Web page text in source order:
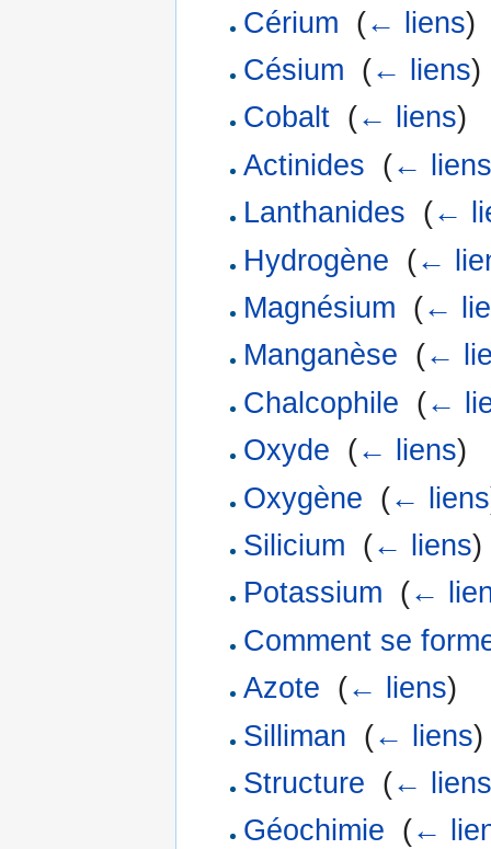
Cérium (← liens)
Césium (← liens)
Cobalt‎ (← liens)
Actinides (← liens
Lanthanides (←
Hydrogène (←
Magnésium (←
Manganèse (←
Chalcophile (←
Oxyde (← liens)
Oxygène (← liens
Silicium (← liens)
Potassium (←
Comment se
Azote (← liens)
Silliman (← liens)
Structure (← liens
Géochimie (←